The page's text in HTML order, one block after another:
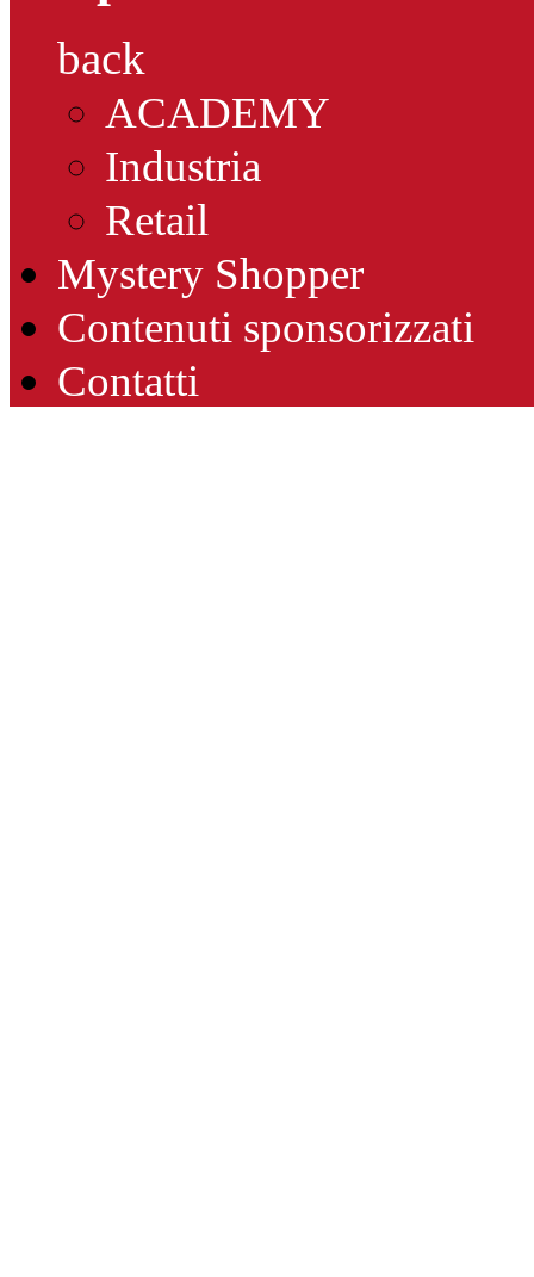
back
ACADEMY
Industria
Retail
Mystery Shopper
Contenuti sponsorizzati
Contatti